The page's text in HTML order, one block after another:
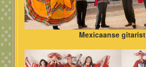
Mexicaanse gitarist